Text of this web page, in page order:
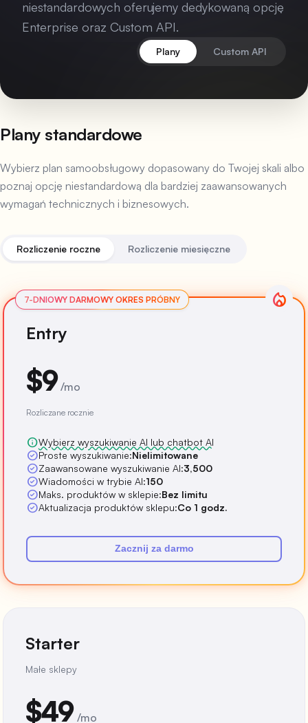
niestandardowych oferujemy dedykowaną opcję
Enterprise oraz Custom API.
Plany Custom API
Plany standardowe
Wybierz plan samoobsługowy dopasowany do Twojej skali albo
poznaj opcję niestandardową dla bardziej zaawansowanych
wymagań technicznych i biznesowych.
Rozliczenie roczne Rozliczenie miesięczne
Entry
$9 /mo
Rozliczane rocznie
infoWybierz wyszukiwanie AI lub chatbot AI
check_circleProste wyszukiwanie:Nielimitowane
check_circleZaawansowane wyszukiwanie AI:3,500
check_circleWiadomości w trybie AI:150
check_circleMaks. produktów w sklepie:Bez limitu
check_circleAktualizacja produktów sklepu:Co 1 godz.
Zacznij za darmo
Starter
Małe sklepy
$49 /mo